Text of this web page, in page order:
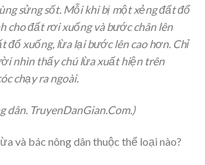
sửng sốt. Mỗi khi bị một xẻng đất đổ
cho đất rơi xuống và bước chân lên
đổ xuống, lừa lại bước lên cao hơn. Chỉ
nhìn thấy chú lừa xuất hiện trên
chạy ra ngoài.
dân. TruyenDanGian.Com.)
và bác nông dân thuộc thể loại nào?